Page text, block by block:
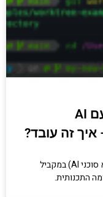
מדריך מעשי לכתיבת קוד עם AI
איך מריצים כמה איטרציות LLM (מה שנקרא סוכני AI) במקביל
התכנותית.